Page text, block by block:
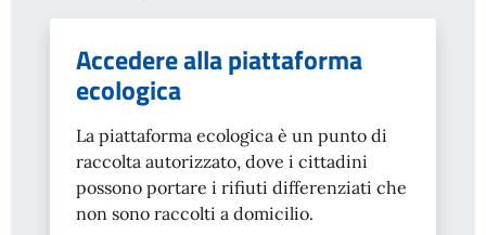
Accedere alla piattaforma
ecologica
La piattaforma ecologica è un punto di
raccolta autorizzato, dove i cittadini
possono portare i rifiuti differenziati che
non sono raccolti a domicilio.